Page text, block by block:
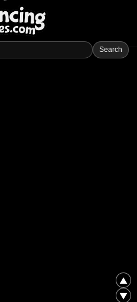
Search
▲
▼